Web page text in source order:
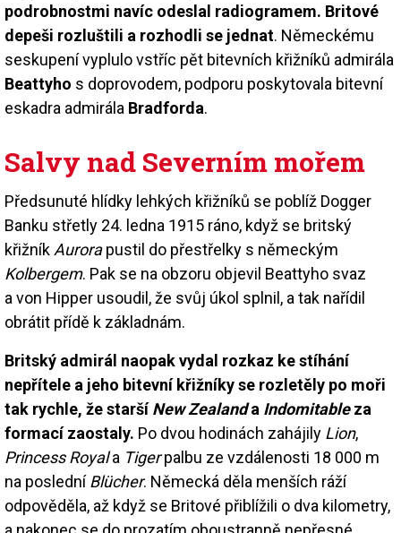
podrobnostmi navíc odeslal radiogramem. Britové
depeši rozluštili a rozhodli se jednat. Německému
seskupení vyplulo vstříc pět bitevních křižníků admirála
Beattyho s doprovodem, podporu poskytovala bitevní
eskadra admirála Bradforda.
Salvy nad Severním mořem
Předsunuté hlídky lehkých křižníků se poblíž Dogger
Banku střetly 24. ledna 1915 ráno, když se britský
křižník Aurorapustil do přestřelky s německým
Kolbergem. Pak se na obzoru objevil Beattyho svaz
a von Hipper usoudil, že svůj úkol splnil, a tak nařídil
obrátit přídě k základnám.
Britský admirál naopak vydal rozkaz ke stíhání
nepřítele a jeho bitevní křižníky se rozletěly po moři
tak rychle, že staršíNew Zealanda Indomitableza
formací zaostaly. Po dvou hodinách zahájily Lion,
Princess Royala Tigerpalbu ze vzdálenosti 18 000 m
na posledníBlücher. Německá děla menších ráží
odpověděla, až když se Britové přiblížili o dva kilometry,